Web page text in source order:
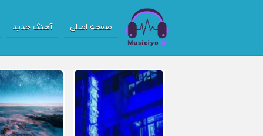
صفحه اصلی آهنگ جدید